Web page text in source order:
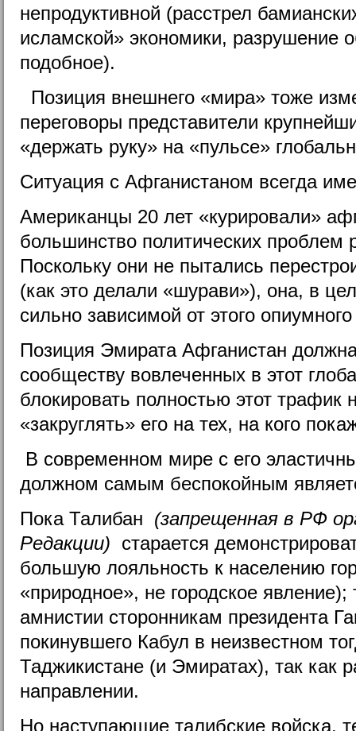
непродуктивной (расстрел
исламской» экономики, разрушение
подобное).
Позиция внешнего «мира» тоже
переговоры представители
«держать руку» на «пульсе»
Ситуация с Афганистаном всегда
Американцы 20 лет «курировали»
большинство политических проблем
Поскольку они не пытались
(как это делали «шурави»), она, в
сильно зависимой от этого
Позиция Эмирата Афганистан
сообществу вовлеченных в этот
блокировать полностью этот трафик
«закруглять» его на тех, на кого
В современном мире с его
должном самым беспокойным
Пока Талибан (запрещенная в РФ
Редакции) старается
большую лояльность к населению
«природное», не городское явление);
амнистии сторонникам президента
покинувшего Кабул в неизвестном
Таджикистане (и Эмиратах), так как
направлении.
Но наступающие талибские войска,